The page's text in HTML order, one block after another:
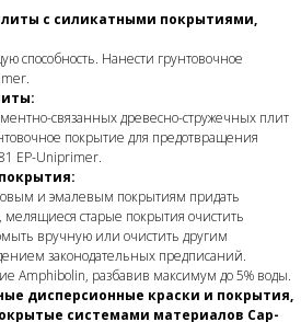
с силикатными покрытиями,
способность. Нанести грунтовочное
связанных древесно-стружечных плит
покрытие для предотвращения
EP-Uniprimer.
и эмалевым покрытиям придать
старые покрытия очистить
вручную или очистить другим
законодательных предписаний.
Amphibolin, разбавив максимум до 5% воды.
дисперсионные краски и покрытия,
системами материалов Cap-